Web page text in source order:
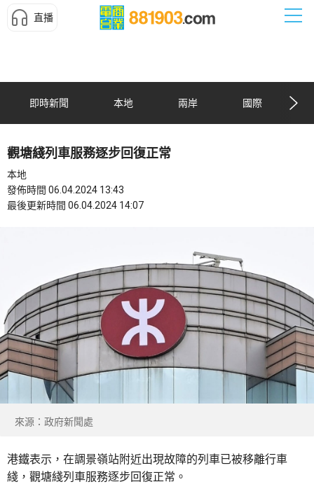
直播
即時新聞 本地 兩岸 國際
觀塘綫列車服務逐步回復正常
本地
發佈時間 06.04.2024 13:43
最後更新時間 06.04.2024 14:07
來源：政府新聞處
港鐵表示，在調景嶺站附近出現故障的列車已被移離行車
綫，觀塘綫列車服務逐步回復正常。